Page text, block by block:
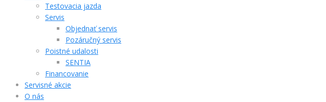
Testovacia jazda
Servis
Objednať servis
Pozáručný servis
Poistné udalosti
SENTIA
Financovanie
Servisné akcie
O nás